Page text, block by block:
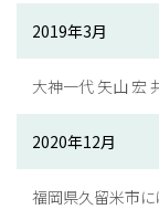
2019年3月
大神一代 矢山 宏
2020年12月
福岡県久留米市